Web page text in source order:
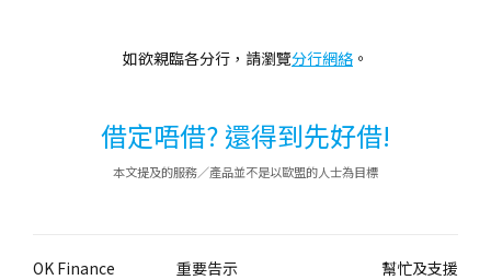
如欲親臨各分行，請瀏覽分行網絡 。
借定唔借? 還得到先好借!
本文提及的服務／產品並不是以歐盟的人士為目標
OK Finance 重要告示 幫忙及支援